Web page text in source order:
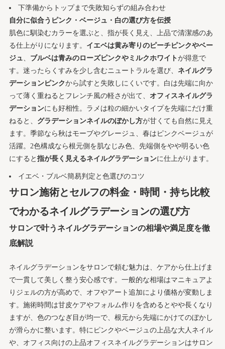
下準備からトップまで失敗知らずの組み合わせ
自分に似合うピンク・ベージュ・白の選び方を伝授
肌色に馴染むカラーを選ぶと、指が長く見え、上品で清潔感のあ
る仕上がりになります。 イエベは黄み寄りのピーチピンクやベー
ジュ、 ブルベは青みのローズピンクやミルクホワイトが得意で
す。迷ったらくすみを少し含むニュートラルを選び、 ネイルグラ
デーションピンクから試すと失敗しにくいです。白は先端に向か
って薄く重ねるとフレンチ風の軽さが出て、 オフィスネイルグラ
デーションにも好相性。ラメは粒の細かいタイプを先端にだけ重
ねると、 グラデーションネイルのぼかし方が甘くても自然に見え
ます。季節なら秋はモーブやグレージュ、春はピンクベージュが
活躍。2色構成なら根元側を肌なじみ色、先端側をやや明るい色
にすると 指が長く見えるネイルグラデーションに仕上がります。
イエベ・ブルベ簡易判定と色選びのコツ
サロン施術とセルフの料金・時間・持ち比較
でわかるネイルグラデーションの選び方
サロンで叶うネイルグラデーションの相場や満足度を徹
底解説
ネイルグラデーションをサロンで頼む魅力は、ケアから仕上げま
で一貫して美しく整う安心感です。一般的な相場はマニキュアよ
りジェルの方が高めで、オフやアート追加により価格が変動しま
す。施術時間は甘皮ケアやフォルム作りを含めるとやや長くなり
ますが、色のつなぎ目が均一で、根元から先端にかけてのぼかし
が滑らかに整います。特にピンクやベージュの上品な大人ネイル
や、オフィス向けの上品オフィスネイルグラデーションはサロン